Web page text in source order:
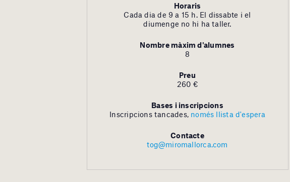
Horaris
Cada dia de 9 a 15 h. El dissabte i el
diumenge no hi ha taller.
Nombre màxim d'alumnes
8
Preu
260 €
Bases i inscripcions
Inscripcions tancades, només llista d'espera
Contacte
tog@miromallorca.com